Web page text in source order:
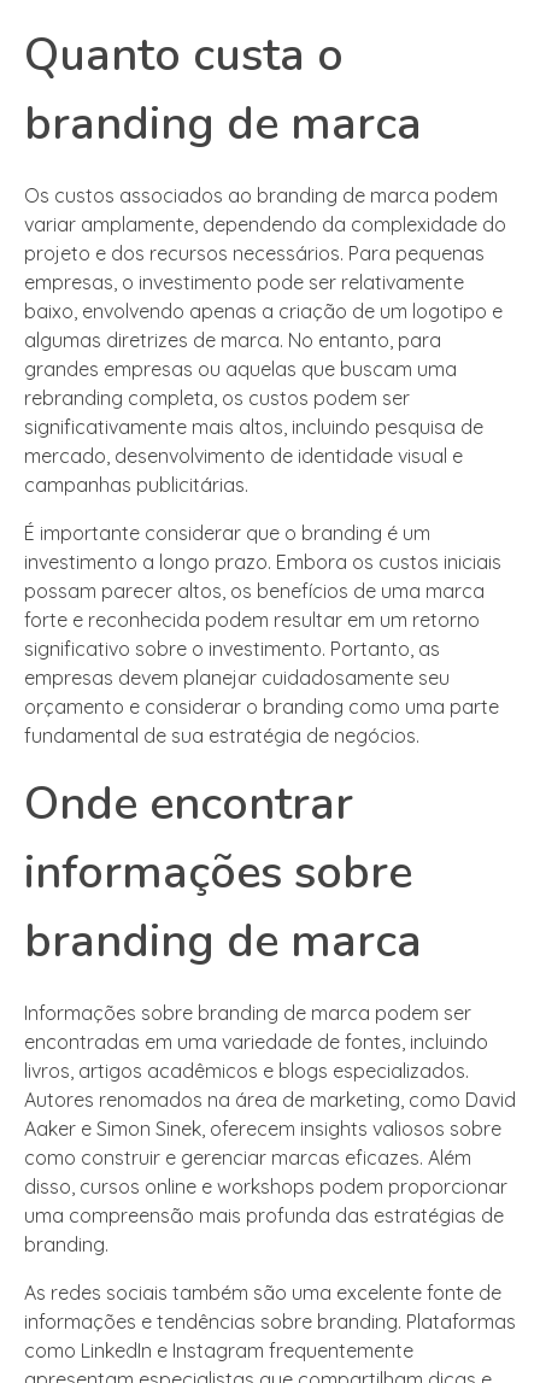
Quanto custa o
branding de marca
Os custos associados ao branding de marca podem
variar amplamente, dependendo da complexidade do
projeto e dos recursos necessários. Para pequenas
empresas, o investimento pode ser relativamente
baixo, envolvendo apenas a criação de um logotipo e
algumas diretrizes de marca. No entanto, para
grandes empresas ou aquelas que buscam uma
rebranding completa, os custos podem ser
significativamente mais altos, incluindo pesquisa de
mercado, desenvolvimento de identidade visual e
campanhas publicitárias.
É importante considerar que o branding é um
investimento a longo prazo. Embora os custos iniciais
possam parecer altos, os benefícios de uma marca
forte e reconhecida podem resultar em um retorno
significativo sobre o investimento. Portanto, as
empresas devem planejar cuidadosamente seu
orçamento e considerar o branding como uma parte
fundamental de sua estratégia de negócios.
Onde encontrar
informações sobre
branding de marca
Informações sobre branding de marca podem ser
encontradas em uma variedade de fontes, incluindo
livros, artigos acadêmicos e blogs especializados.
Autores renomados na área de marketing, como David
Aaker e Simon Sinek, oferecem insights valiosos sobre
como construir e gerenciar marcas eficazes. Além
disso, cursos online e workshops podem proporcionar
uma compreensão mais profunda das estratégias de
branding.
As redes sociais também são uma excelente fonte de
informações e tendências sobre branding. Plataformas
como LinkedIn e Instagram frequentemente